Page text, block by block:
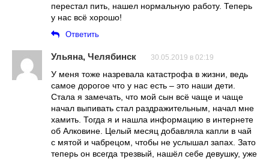
перестал пить, нашел нормальную работу. Теперь
у нас всё хорошо!
Ответить
Ульяна, Челябинск 30.05.2019 в 02:19
У меня тоже назревала катастрофа в жизни, ведь
самое дорогое что у нас есть – это наши дети.
Стала я замечать, что мой сын всё чаще и чаще
начал выпивать стал раздражительным, начал мне
хамить. Тогда я и нашла информацию в интернете
об Алковине. Целый месяц добавляла капли в чай
с мятой и чабрецом, чтобы не услышал запах. Зато
теперь он всегда трезвый, нашёл себе девушку, уже